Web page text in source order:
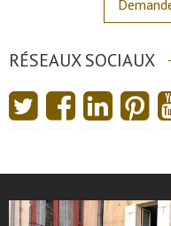
RÉSEAUX SOCIAUX